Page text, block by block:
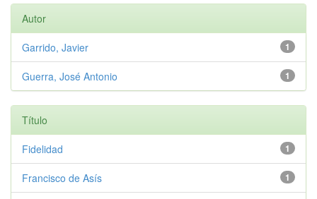
Autor
1
Garrido, Javier
1
Guerra, José Antonio
Título
1
Fidelidad
1
Francisco de Asís